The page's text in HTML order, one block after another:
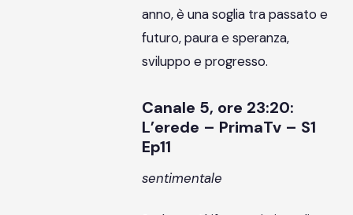
anno, è una soglia tra passato e
futuro, paura e speranza,
sviluppo e progresso.
Canale 5, ore 23:20:
L’erede – PrimaTv – S1
Ep11
sentimentale